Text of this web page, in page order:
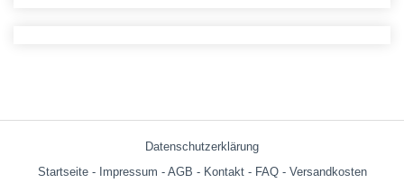
Datenschutzerklärung
Startseite- Impressum - AGB - Kontakt- FAQ- Versandkosten